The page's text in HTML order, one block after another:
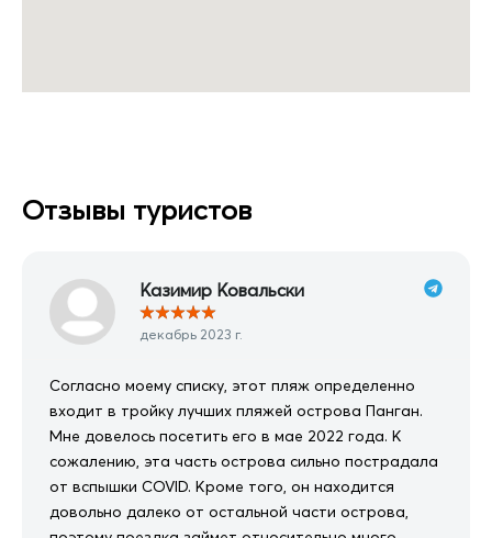
Отзывы туристов
Казимир Ковальски
★★★★★
декабрь 2023 г.
Согласно моему списку, этот пляж определенно
входит в тройку лучших пляжей острова Панган.
Мне довелось посетить его в мае 2022 года. К
сожалению, эта часть острова сильно пострадала
от вспышки COVID. Кроме того, он находится
довольно далеко от остальной части острова,